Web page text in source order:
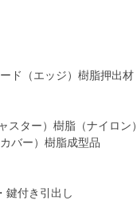
ド（エッジ）樹脂押出材
ター）樹脂（ナイロン）
バー）樹脂成型品
鍵付き引出し